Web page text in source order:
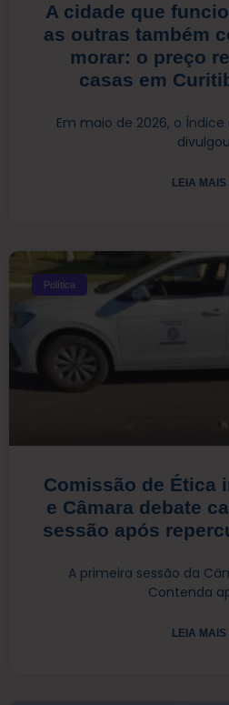
A cidade que
as outras também
morar: o preço
casas em
Em maio de 2026, o Índice
divulgou
LEIA MAIS
Política
Comissão de Ética
e Câmara debate
sessão após
A primeira sessão da
Contenda
LEIA MAIS